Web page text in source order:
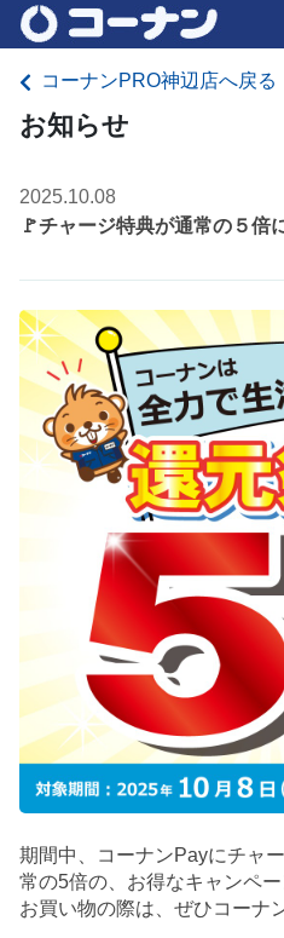
コーナンPRO神辺店へ戻る
お知らせ
2025.10.08
🚩チャージ特典が通常の５倍
期間中、コーナンPayにチャ
常の5倍の、お得なキャンペ
お買い物の際は、ぜひコーナ